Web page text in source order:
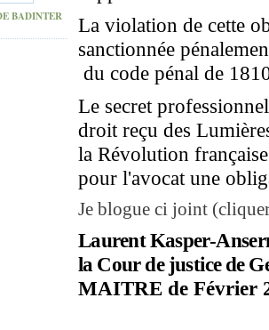
BADINTER
La violation de cette
sanctionnée
du code pénal de
Le secret
droit reçu des
la Révolution
pour l'avocat une
Je blogue ci joint
LaurentKasper-Anser
la Courde justicedeG
MAITRE de Février